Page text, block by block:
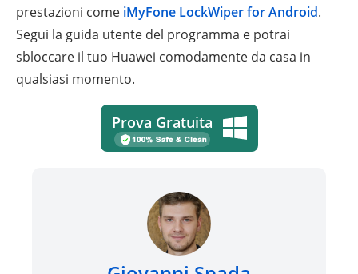
prestazioni come iMyFone LockWiper for Android.
Segui la guida utente del programma e potrai
sbloccare il tuo Huawei comodamente da casa in
qualsiasi momento.
Prova Gratuita